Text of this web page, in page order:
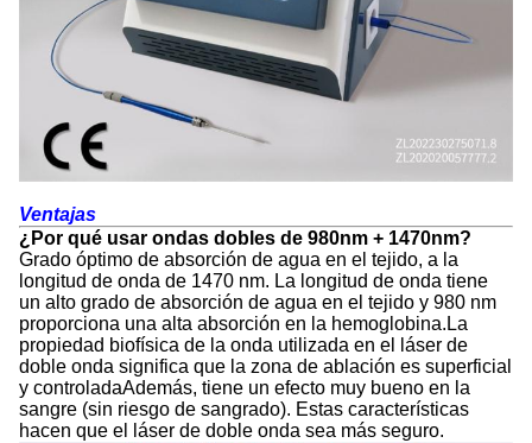
Ventajas
¿Por qué usar ondas dobles de 980nm + 1470nm?
Grado óptimo de absorción de agua en el tejido, a la
longitud de onda de 1470 nm. La longitud de onda tiene
un alto grado de absorción de agua en el tejido y 980 nm
proporciona una alta absorción en la hemoglobina.La
propiedad biofísica de la onda utilizada en el láser de
doble onda significa que la zona de ablación es superficial
y controladaAdemás, tiene un efecto muy bueno en la
sangre (sin riesgo de sangrado). Estas características
hacen que el láser de doble onda sea más seguro.